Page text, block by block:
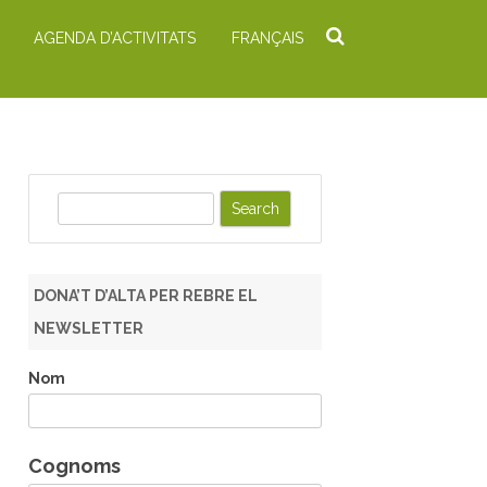
AGENDA D’ACTIVITATS FRANÇAIS
h
DONA’T D’ALTA PER REBRE EL
NEWSLETTER
Nom
Cognoms